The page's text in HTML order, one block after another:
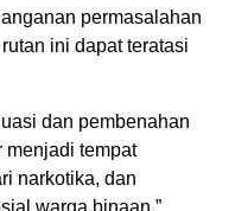
permasalahan
ini dapat teratasi
dan pembenahan
menjadi tempat
narkotika, dan
warga binaan,”